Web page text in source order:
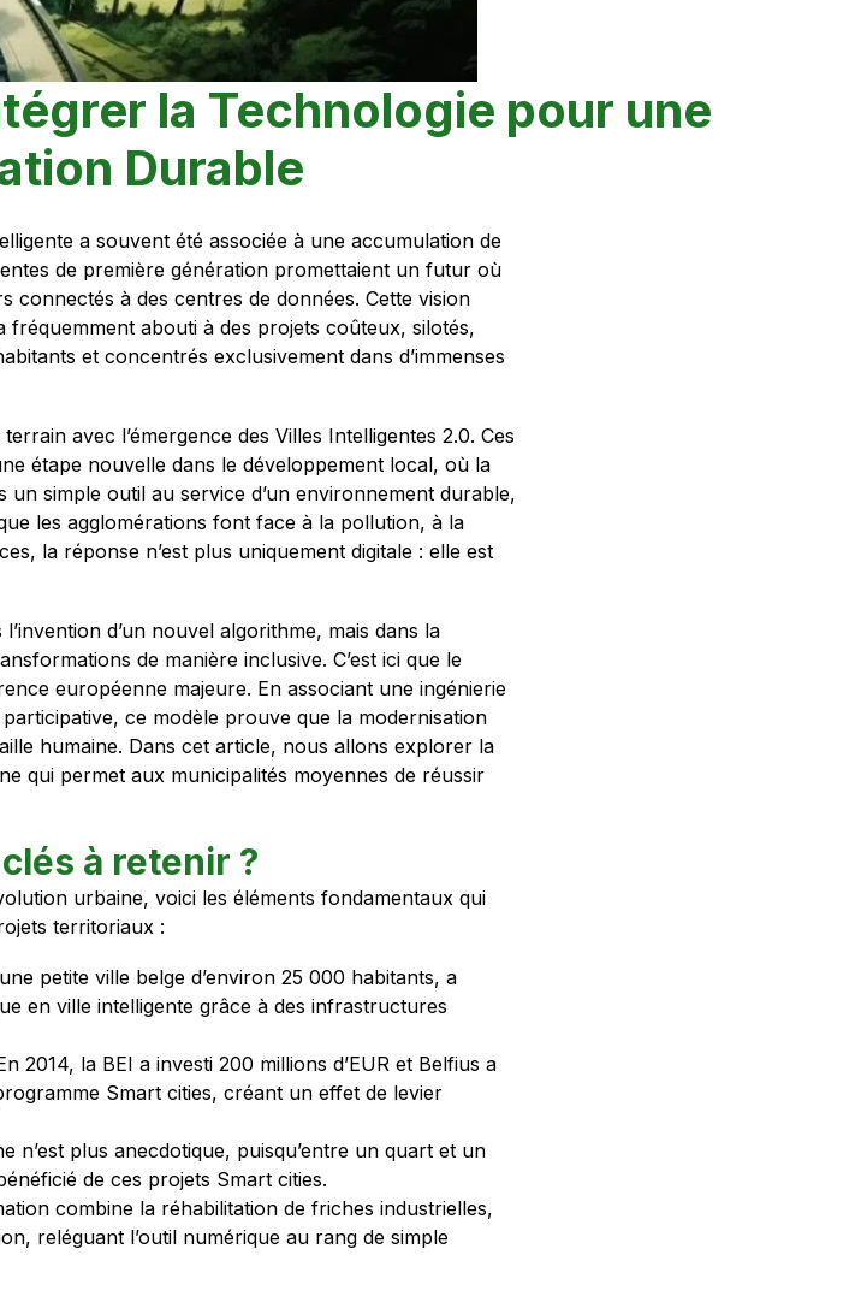
la Technologie pour une
Durable
a souvent été associée à une accumulation de
de première génération promettaient un futur où
connectés à des centres de données. Cette vision
fréquemment abouti à des projets coûteux, silotés,
et concentrés exclusivement dans d’immenses
avec l’émergence des Villes Intelligentes 2.0. Ces
étape nouvelle dans le développement local, où la
un simple outil au service d’un environnement durable,
les agglomérations font face à la pollution, à la
la réponse n’est plus uniquement digitale : elle est
d’un nouvel algorithme, mais dans la
de manière inclusive. C’est ici que le
européenne majeure. En associant une ingénierie
ce modèle prouve que la modernisation
humaine. Dans cet article, nous allons explorer la
qui permet aux municipalités moyennes de réussir
à retenir ?
urbaine, voici les éléments fondamentaux qui
territoriaux :
petite ville belge d’environ 25 000 habitants, a
en ville intelligente grâce à des infrastructures
2014, la BEI a investi 200 millions d’EUR et Belfius a
Smart cities, créant un effet de levier
n’est plus anecdotique, puisqu’entre un quart et un
de ces projets Smart cities.
combine la réhabilitation de friches industrielles,
reléguant l’outil numérique au rang de simple